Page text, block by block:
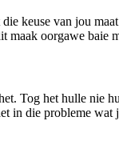
keuse van jou
maak oorgawe baie
Tog het hulle nie
in die probleme wat